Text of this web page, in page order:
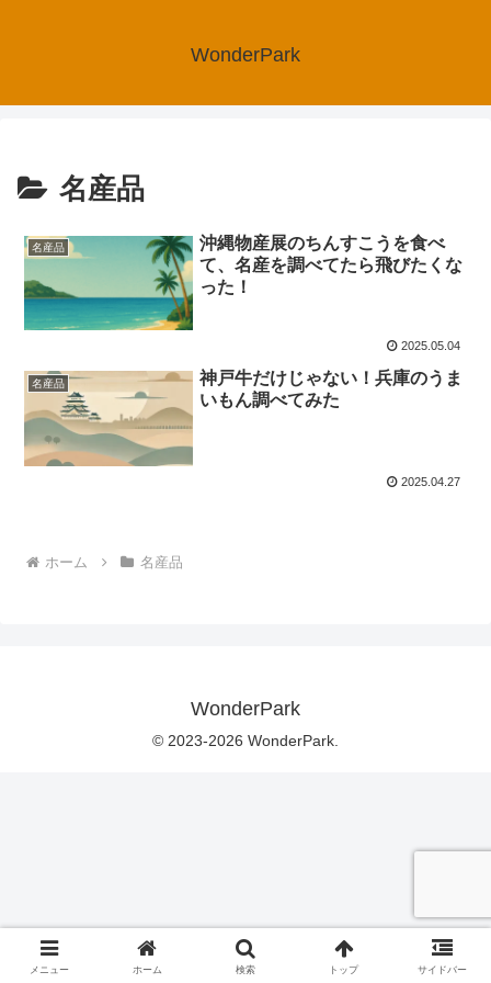
WonderPark
名産品
名産品
沖縄物産展のちんすこうを食べ
て、名産を調べてたら飛びたくな
った！
2025.05.04
名産品
神戸牛だけじゃない！兵庫のうま
いもん調べてみた
2025.04.27
ホーム 名産品
WonderPark
© 2023-2026 WonderPark.
メニュー ホーム 検索 トップ サイドバー